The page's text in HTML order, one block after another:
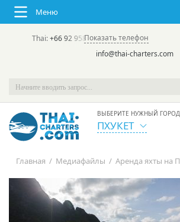
Меню
Thai:+66 92 958 8644(rus/eng) | в России:
Показать телефон
info@thai-charters.com
ВЫБЕРИТЕ НУЖНЫЙ
ПХУКЕТ
Главная / Медиафайлы / Аренда яхты на